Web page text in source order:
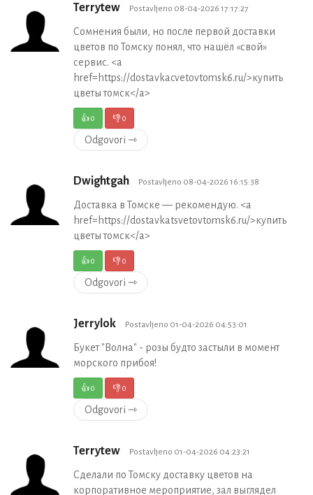
Terrytew Postavljeno 08-04-2026 17:17:27
Сомнения были, но после первой доставки
цветов по Томску понял, что нашёл «свой»
сервис. <a
href=https://dostavkacvetovtomsk6.ru/>купить
цветы томск</a>
👍0 👎0
Odgovori ⇾
Dwightgah Postavljeno 08-04-2026 16:15:38
Доставка в Томске — рекомендую. <a
href=https://dostavkatsvetovtomsk6.ru/>купить
цветы томск</a>
👍0 👎0
Odgovori ⇾
Jerrylok Postavljeno 01-04-2026 04:53:01
Букет "Волна" - розы будто застыли в момент
морского прибоя!
👍0 👎0
Odgovori ⇾
Terrytew Postavljeno 01-04-2026 04:23:21
Сделали по Томску доставку цветов на
корпоративное мероприятие, зал выглядел